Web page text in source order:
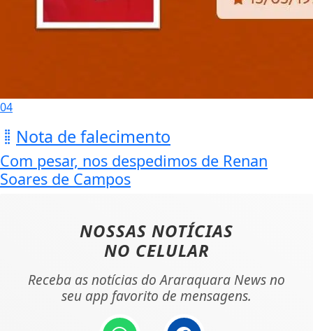
04
Nota de falecimento
Com pesar, nos despedimos de Renan
Soares de Campos
NOSSAS NOTÍCIAS
NO CELULAR
Receba as notícias do Araraquara News no
seu app favorito de mensagens.